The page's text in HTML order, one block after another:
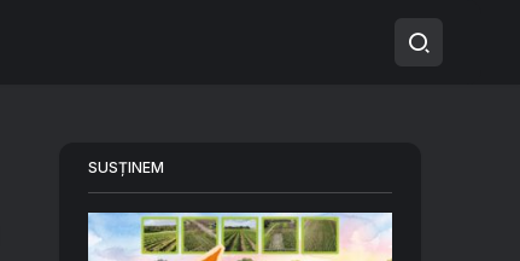
SUSȚINEM